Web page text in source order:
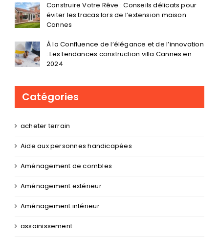
Construire Votre Rêve : Conseils délicats pour
éviter les tracas lors de l’extension maison
Cannes
À la Confluence de l’élégance et de l’innovation
: Les tendances construction villa Cannes en
2024
Catégories
acheter terrain
Aide aux personnes handicapées
Aménagement de combles
Aménagement extérieur
Aménagement intérieur
assainissement